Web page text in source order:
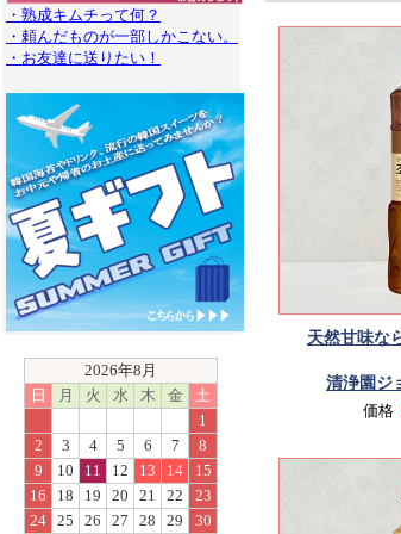
・熟成キムチって何？
・頼んだものが一部しかこない。
・お友達に送りたい！
2026年8月
日
月 火 水 木 金
土
1
2
3 4 5 6 7
8
9
10 11 12 13 14
15
16
18 19 20 21 22
23
24 25 26 27 28 29
30
天然甘味な
清浄園ジ
価格